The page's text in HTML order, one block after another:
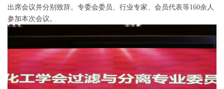
出席会议并分别致辞。专委会委员、行业专家、会员代表等160余人
参加本次会议。